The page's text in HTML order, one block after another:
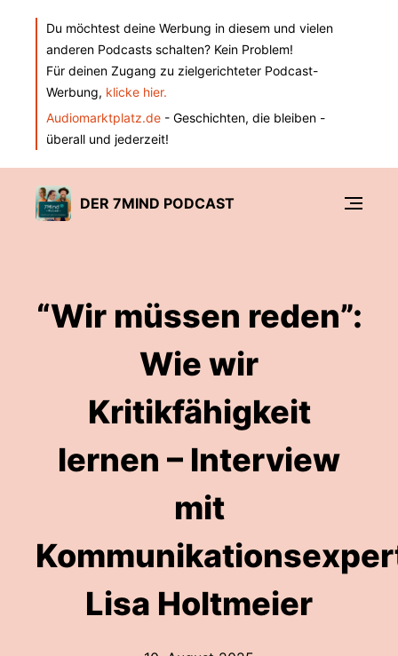
Du möchtest deine Werbung in diesem und vielen
anderen Podcasts schalten? Kein Problem!
Für deinen Zugang zu zielgerichteter Podcast-
Werbung, klicke hier.
Audiomarktplatz.de - Geschichten, die bleiben -
überall und jederzeit!
DER 7MIND PODCAST
“Wir müssen reden”:
Wie wir
Kritikfähigkeit
lernen – Interview
mit
Lisa Holtmeier